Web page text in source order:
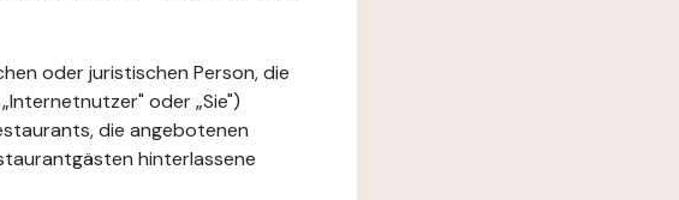
oder juristischen Person, die
oder „Sie")
die angebotenen
hinterlassene